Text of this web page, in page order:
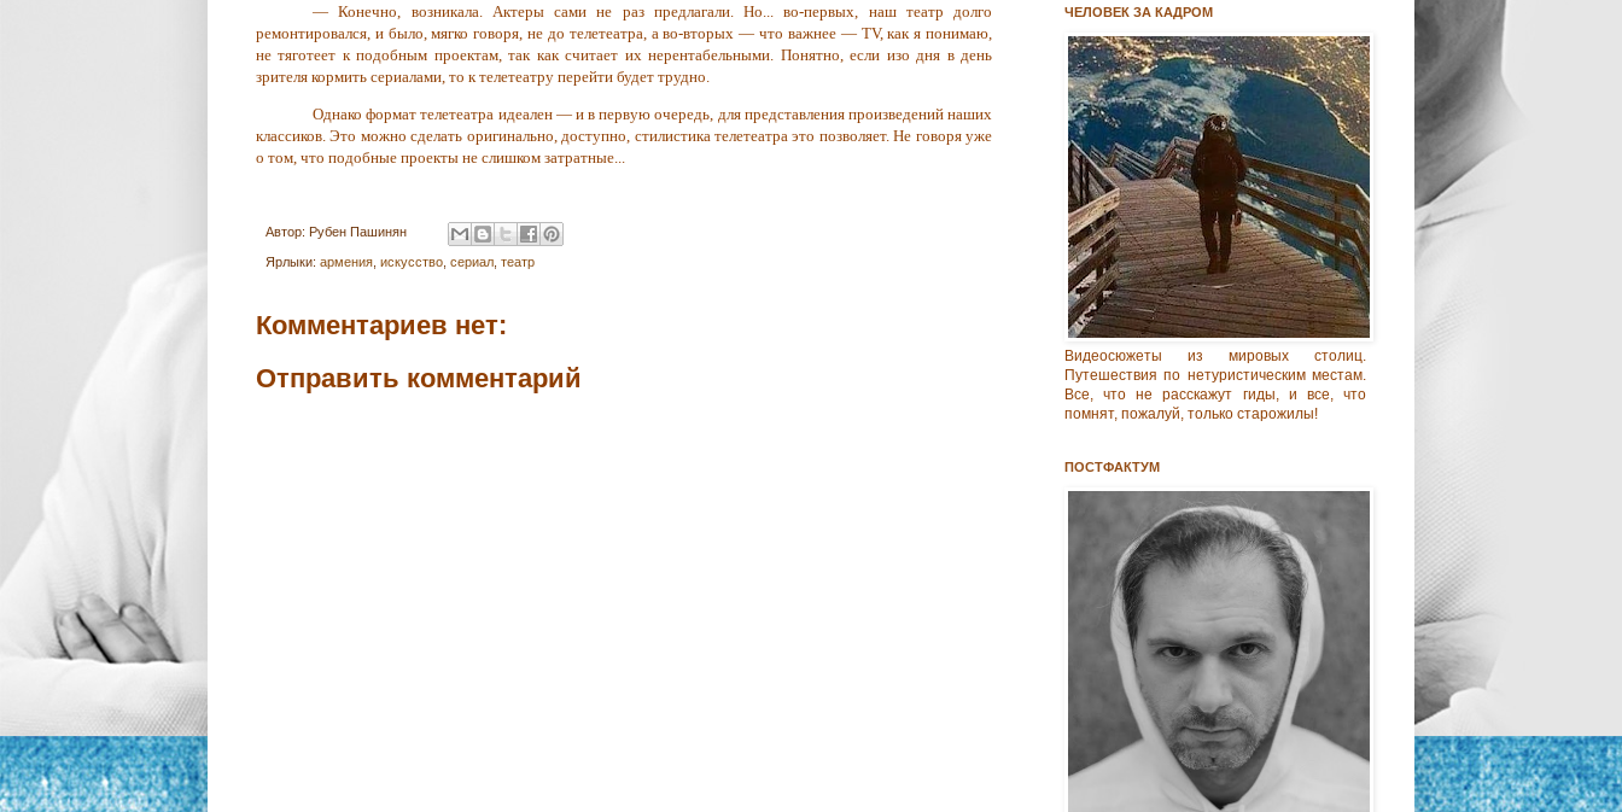
— Конечно, возникала. Актеры сами не раз предлагали. Но... во-первых, наш театр долго
ремонтировался, и было, мягко говоря, не до телетеатра, а во-вторых — что важнее — TV, как я понимаю,
не тяготеет к подобным проектам, так как считает их нерентабельными. Понятно, если изо дня в день
зрителя кормить сериалами, то к телетеатру перейти будет трудно.
Однако формат телетеатра идеален — и в первую очередь, для представления произведений наших
классиков. Это можно сделать оригинально, доступно, стилистика телетеатра это позволяет. Не говоря уже
о том, что подобные проекты не слишком затратные...
Автор: Рубен Пашинян
Ярлыки: армения искусство сериал театр
Комментариев нет:
Отправить комментарий
ЧЕЛОВЕК ЗА КАДРОМ
Видеосюжеты из мировых столиц.
Путешествия по нетуристическим местам.
Все, что не расскажут гиды, и все, что
помнят, пожалуй, только старожилы!
ПОСТФАКТУМ